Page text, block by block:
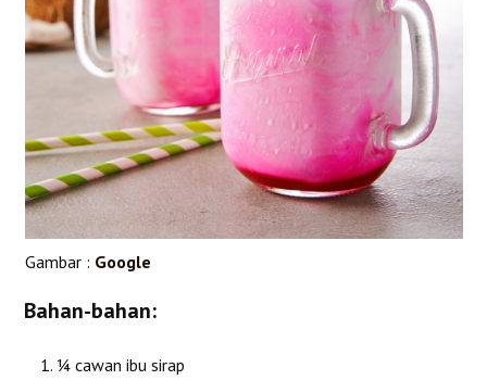
Gambar : Google
Bahan-bahan:
¼ cawan ibu sirap